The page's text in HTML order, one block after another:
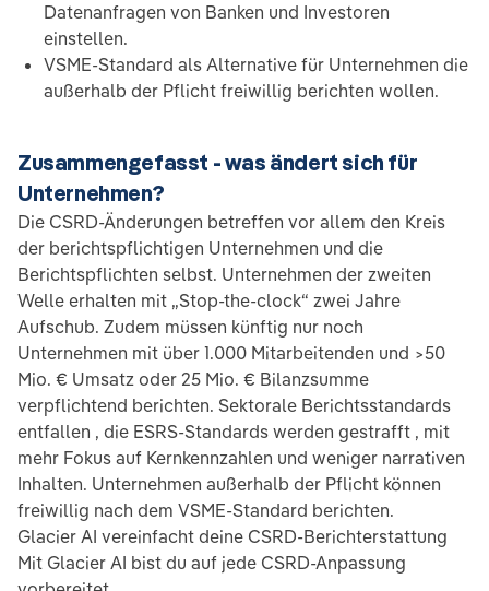
Datenanfragen von Banken und Investoren
einstellen.
VSME-Standard als Alternative für Unternehmen die
außerhalb der Pflicht freiwillig berichten wollen.
Zusammengefasst - was ändert sich für
Unternehmen?
Die CSRD-Änderungen betreffen vor allem den Kreis
der berichtspflichtigen Unternehmen und die
Berichtspflichten selbst. Unternehmen der zweiten
Welle erhalten mit „Stop-the-clock“ zwei Jahre
Aufschub. Zudem müssen künftig nur noch
Unternehmen mit über 1.000 Mitarbeitenden und >50
Mio. € Umsatz oder 25 Mio. € Bilanzsumme
verpflichtend berichten. Sektorale Berichtsstandards
entfallen , die ESRS-Standards werden gestrafft , mit
mehr Fokus auf Kernkennzahlen und weniger narrativen
Inhalten. Unternehmen außerhalb der Pflicht können
freiwillig nach dem VSME-Standard berichten.
Glacier AI vereinfacht deine CSRD-Berichterstattung
Mit Glacier AI bist du auf jede CSRD-Anpassung